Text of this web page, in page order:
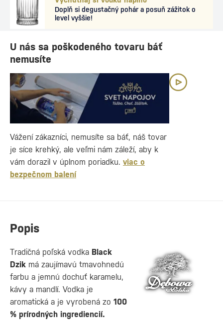
Doplň si degustačný pohár a posuň zážitok o
level vyššie!
Popis
Tradičná poľská vodka Black
Dzik má zaujímavú tmavohnedú
farbu a jemnú dochuť karamelu,
kávy a mandlí. Vodka je
aromatická a je vyrobená zo 100
% prírodných ingrediencií.
U nás sa poškodeného tovaru báť
nemusíte
Vážení zákazníci, nemusíte sa báť, náš tovar
je síce krehký, ale veľmi nám záleží, aby k
vám dorazil v úplnom poriadku. viac o
bezpečnom balení